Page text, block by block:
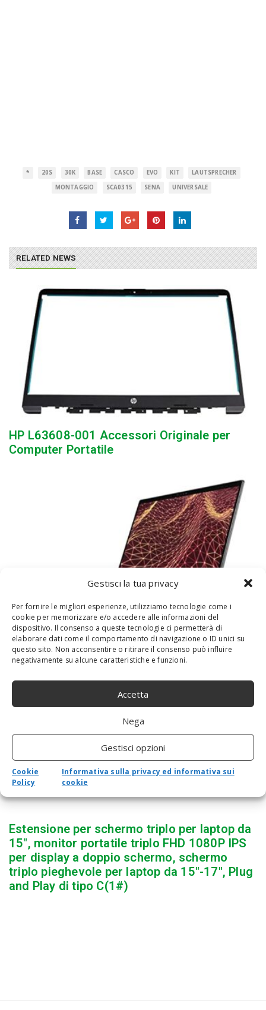
Gestisci la tua privacy
Per fornire le migliori esperienze, utilizziamo tecnologie come i
cookie per memorizzare e/o accedere alle informazioni del
dispositivo. Il consenso a queste tecnologie ci permetterà di
elaborare dati come il comportamento di navigazione o ID unici su
questo sito. Non acconsentire o ritirare il consenso può influire
negativamente su alcune caratteristiche e funzioni.
Accetta
Nega
Gestisci opzioni
Cookie
Policy
Informativa sulla privacy ed informativa sui
cookie
* 20S 30K BASE CASCO EVO KIT
LAUTSPRECHER
MONTAGGIO
SCA0315 SENA UNIVERSALE
RELATED NEWS
HP L63608-001 Accessori Originale per
Computer Portatile
PORTÁTIL INTERNACIONAL DELL LATITUDE
7430 14,0″ FHD I5 W10P+W11P I5-
1245U,16GBDDR4,256GBSSD
Estensione per schermo triplo per laptop da
15″, monitor portatile triplo FHD 1080P IPS
per display a doppio schermo, schermo
triplo pieghevole per laptop da 15″-17″, Plug
and Play di tipo C(1#)